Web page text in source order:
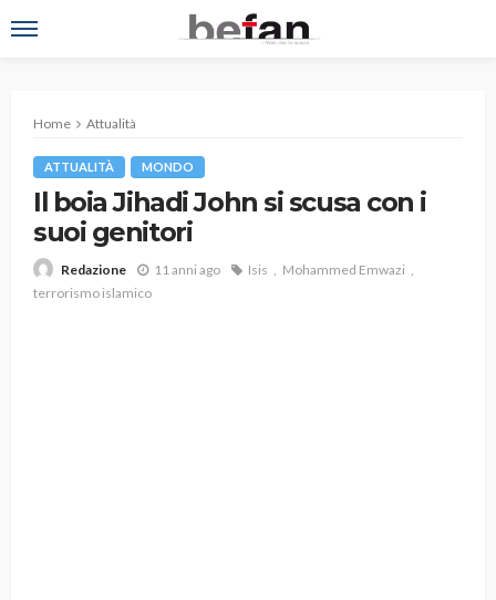
Home Attualità
ATTUALITÀ MONDO
Il boia Jihadi John si scusa con i
suoi genitori
Redazione 11 anni ago Isis
Mohammed Emwazi
terrorismo islamico